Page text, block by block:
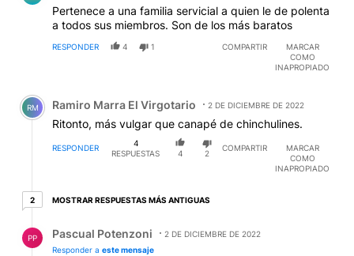
Pertenece a una familia servicial a quien le de polenta
a todos sus miembros. Son de los más baratos
RESPONDER 4 1 COMPARTIR
MARCAR
COMO
INAPROPIADO
Comentario de Ramiro Marra El Virgotario.
RM Ramiro Marra El Virgotario 2 DE DICIEMBRE DE 2022
Ritonto, más vulgar que canapé de chinchulines.
RESPONDER
4
RESPUESTAS
4 2
COMPARTIR
MARCAR
COMO
INAPROPIADO
22 respuestas más antiguas
MOSTRAR RESPUESTAS MÁS ANTIGUAS
PP Pascual Potenzoni
2 DE DICIEMBRE DE 2022
Responder a este mensaje